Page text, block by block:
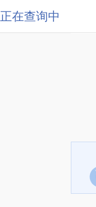
正在查询中